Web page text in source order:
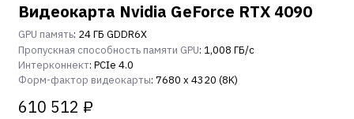
Видеокарта Nvidia GeForce RTX 4090
GPU память: 24 ГБ GDDR6X
Пропускная способность памяти GPU: 1,008 ГБ/с
Интерконнект: PCIe 4.0
Форм-фактор видеокарты: 7680 x 4320 (8K)
610 512 ₽